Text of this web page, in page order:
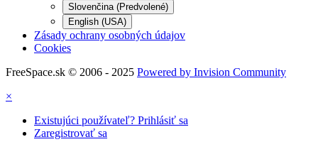
Slovenčina (Predvolené)
English (USA)
Zásady ochrany osobných údajov
Cookies
FreeSpace.sk © 2006 - 2025 Powered by Invision Community
×
Existujúci používateľ? Prihlásiť sa
Zaregistrovať sa